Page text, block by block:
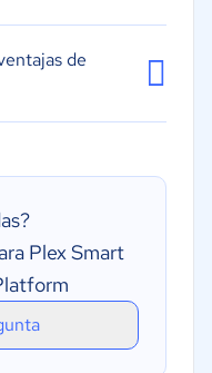
de
Plex Smart